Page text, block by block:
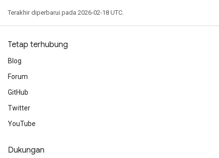
Terakhir diperbarui pada 2026-02-18 UTC.
Tetap terhubung
Blog
Forum
GitHub
Twitter
YouTube
Dukungan